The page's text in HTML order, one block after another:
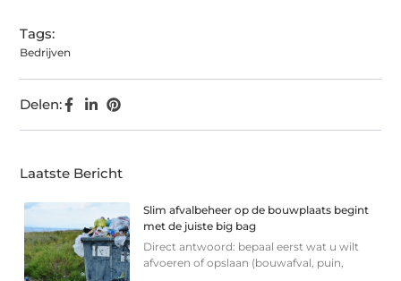
Tags:
Bedrijven
Delen:
Laatste Bericht
Slim afvalbeheer op de bouwplaats begint
met de juiste big bag
Direct antwoord: bepaal eerst wat u wilt
afvoeren of opslaan (bouwafval, puin,